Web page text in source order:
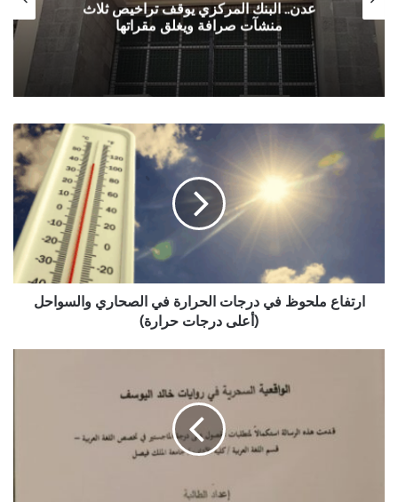
عدن.. البنك المركزي يوقف تراخيص ثلاث
منشآت صرافة ويغلق مقراتها
ارتفاع
(أعلى
درجاتارتفاع ملحوظ في درجات الحرارة في الصحاري والسواحل
(أعلى درجات حرارة)